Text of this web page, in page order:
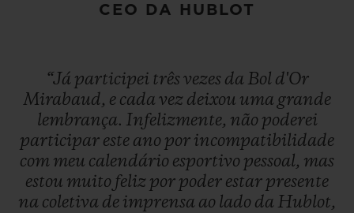
CEO DA HUBLOT
“Já participei trêsvezes da Bol d'Or
Mirabaud, e cada vez deixou uma grande
lembrança. Infelizmente, não poderei
participar este ano por incompatibilidade
com meu calendário esportivo pessoal, mas
estou muito feliz por poder estar presente
na coletiva de imprensa ao lado da Hublot,